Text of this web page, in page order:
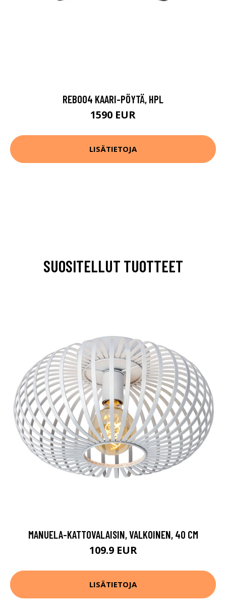
REB004 KAARI-PÖYTÄ, HPL
1590 EUR
LISÄTIETOJA
SUOSITELLUT TUOTTEET
MANUELA-KATTOVALAISIN, VALKOINEN, 40 CM
109.9 EUR
LISÄTIETOJA